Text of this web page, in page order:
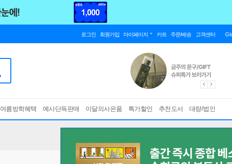
로그인 회원가입 마이페이지 카트 주문/배송 고객센터
여름방학혜택 예사단독판매 이달의사은품 특가할인 추천도서 대량/법인